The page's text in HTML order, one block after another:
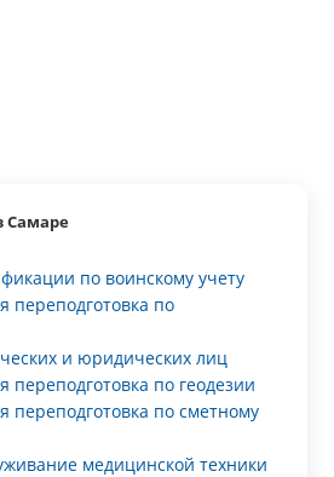
Самаре
по воинскому учету
переподготовка по
и юридических лиц
переподготовка по геодезии
переподготовка по сметному
медицинской техники